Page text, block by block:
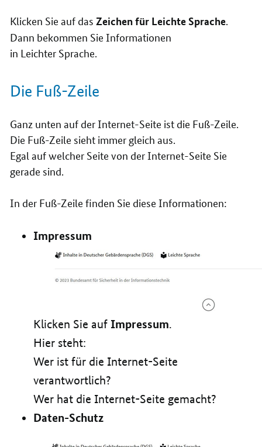
Klicken Sie auf dasZeichen für Leichte Sprache.
Dann bekommen Sie Informationen
in Leichter Sprache.
Die Fuß-Zeile
Ganz unten auf der Internet-Seite ist die Fuß-Zeile.
Die Fuß-Zeile sieht immer gleich aus.
Egal auf welcher Seite von der Internet-Seite Sie
gerade sind.
In der Fuß-Zeile finden Sie diese Informationen:
Impressum
Klicken Sie auf Impressum.
Hier steht:
Wer ist für die Internet-Seite
verantwortlich?
Wer hat die Internet-Seite gemacht?
Daten-Schutz